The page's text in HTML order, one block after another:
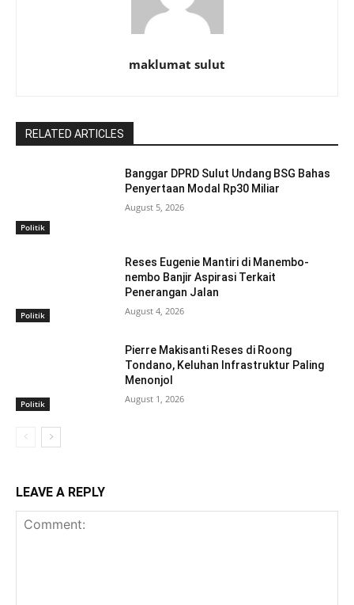
maklumat sulut
RELATED ARTICLES
Politik
Banggar DPRD Sulut Undang BSG Bahas
Penyertaan Modal Rp30 Miliar
August 5, 2026
Politik
Reses Eugenie Mantiri di Manembo-
nembo Banjir Aspirasi Terkait
Penerangan Jalan
August 4, 2026
Politik
Pierre Makisanti Reses di Roong
Tondano, Keluhan Infrastruktur Paling
Menonjol
August 1, 2026
LEAVE A REPLY